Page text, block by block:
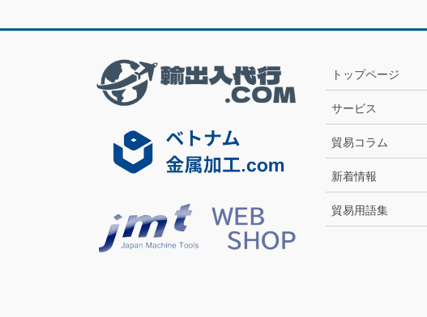
トップページ
サービス
貿易コラム
新着情報
貿易用語集